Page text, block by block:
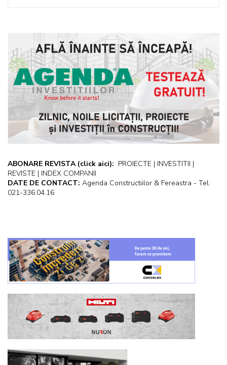
ABONARE REVISTA (click aici): PROIECTE | INVESTITII |
REVISTE | INDEX COMPANII
DATE DE CONTACT: Agenda Constructiilor & Fereastra - Tel:
021-336.04.16